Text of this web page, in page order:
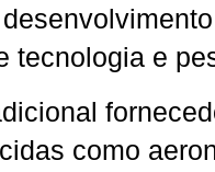
tecnologia e
como